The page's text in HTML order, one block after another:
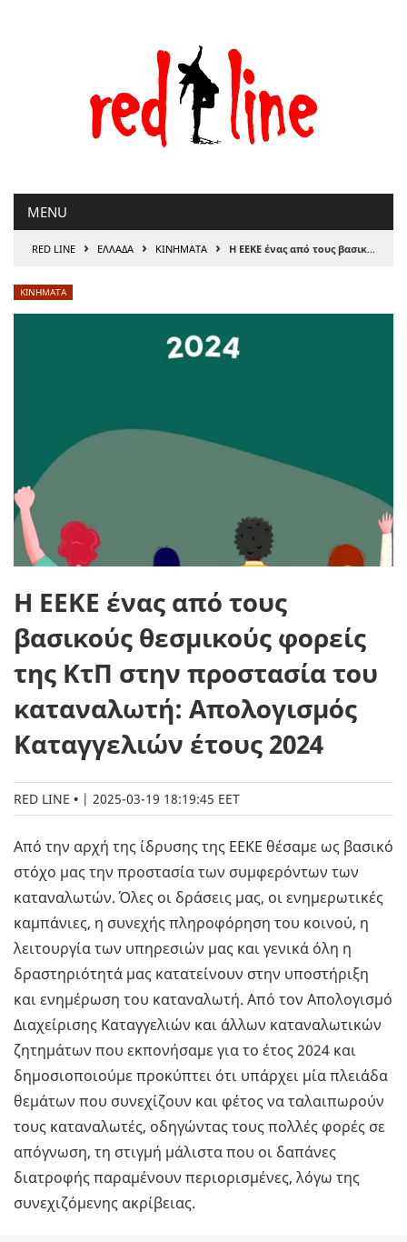
MENU
RED LINE › ΕΛΛΑΔΑ › ΚΙΝΗΜΑΤΑ › Η ΕΕΚΕ ένας από τους βασικούς θεσμικούς φορείς της ΚτΠ στην προστασία του καταναλωτή: Απολογισμός Καταγγελιών έτους 2024
ΚΙΝΗΜΑΤΑ
Η ΕΕΚΕ ένας από τους
βασικούς θεσμικούς φορείς
της ΚτΠ στην προστασία του
καταναλωτή: Απολογισμός
Καταγγελιών έτους 2024
RED LINE | 2025-03-19 18:19:45 EET
Από την αρχή της ίδρυσης της ΕΕΚΕ θέσαμε ως βασικό
στόχο μας την προστασία των συμφερόντων των
καταναλωτών. Όλες οι δράσεις μας, οι ενημερωτικές
καμπάνιες, η συνεχής πληροφόρηση του κοινού, η
λειτουργία των υπηρεσιών μας και γενικά όλη η
δραστηριότητά μας κατατείνουν στην υποστήριξη
και ενημέρωση του καταναλωτή. Από τον Απολογισμό
Διαχείρισης Καταγγελιών και άλλων καταναλωτικών
ζητημάτων που εκπονήσαμε για το έτος 2024 και
δημοσιοποιούμε προκύπτει ότι υπάρχει μία πλειάδα
θεμάτων που συνεχίζουν και φέτος να ταλαιπωρούν
τους καταναλωτές, οδηγώντας τους πολλές φορές σε
απόγνωση, τη στιγμή μάλιστα που οι δαπάνες
διατροφής παραμένουν περιορισμένες, λόγω της
συνεχιζόμενης ακρίβειας.